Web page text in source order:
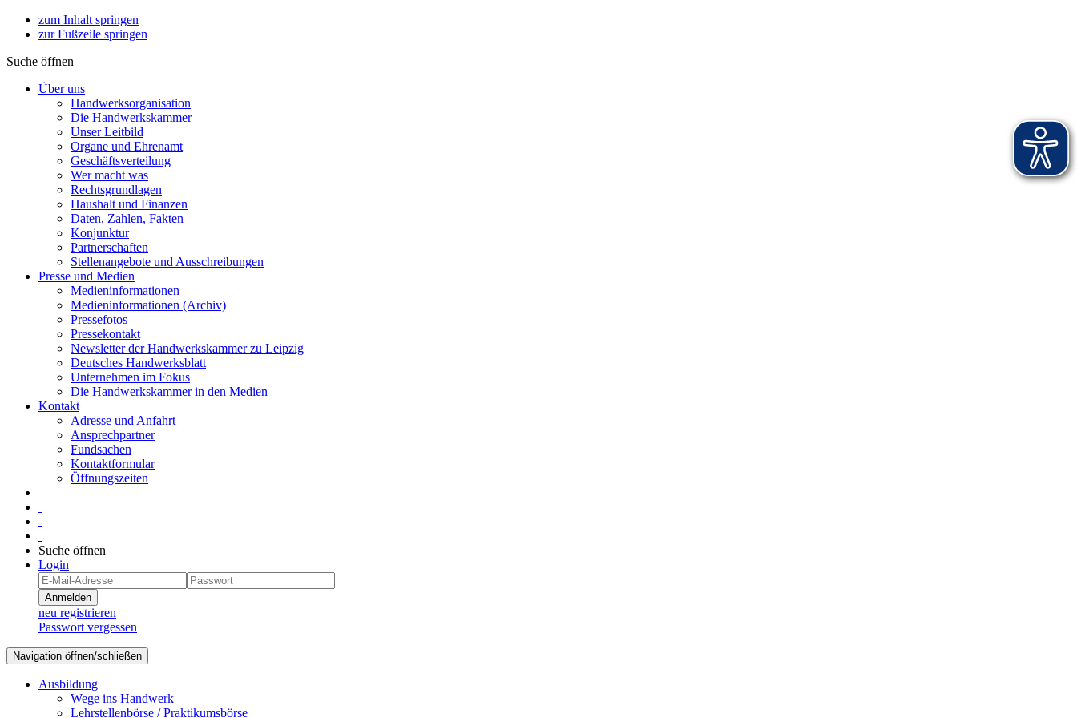
zum Inhalt springen
zur Fußzeile springen
Suche öffnen
Über uns
Handwerksorganisation
Die Handwerkskammer
Unser Leitbild
Organe und Ehrenamt
Geschäftsverteilung
Wer macht was
Rechtsgrundlagen
Haushalt und Finanzen
Daten, Zahlen, Fakten
Konjunktur
Partnerschaften
Stellenangebote und Ausschreibungen
Presse und Medien
Medieninformationen
Medieninformationen (Archiv)
Pressefotos
Pressekontakt
Newsletter der Handwerkskammer zu Leipzig
Deutsches Handwerksblatt
Unternehmen im Fokus
Die Handwerkskammer in den Medien
Kontakt
Adresse und Anfahrt
Ansprechpartner
Fundsachen
Kontaktformular
Öffnungszeiten
Suche öffnen
Login
Anmelden
neu registrieren
Passwort vergessen
Navigation öffnen/schließen
Ausbildung
Wege ins Handwerk
Lehrstellenbörse / Praktikumsbörse